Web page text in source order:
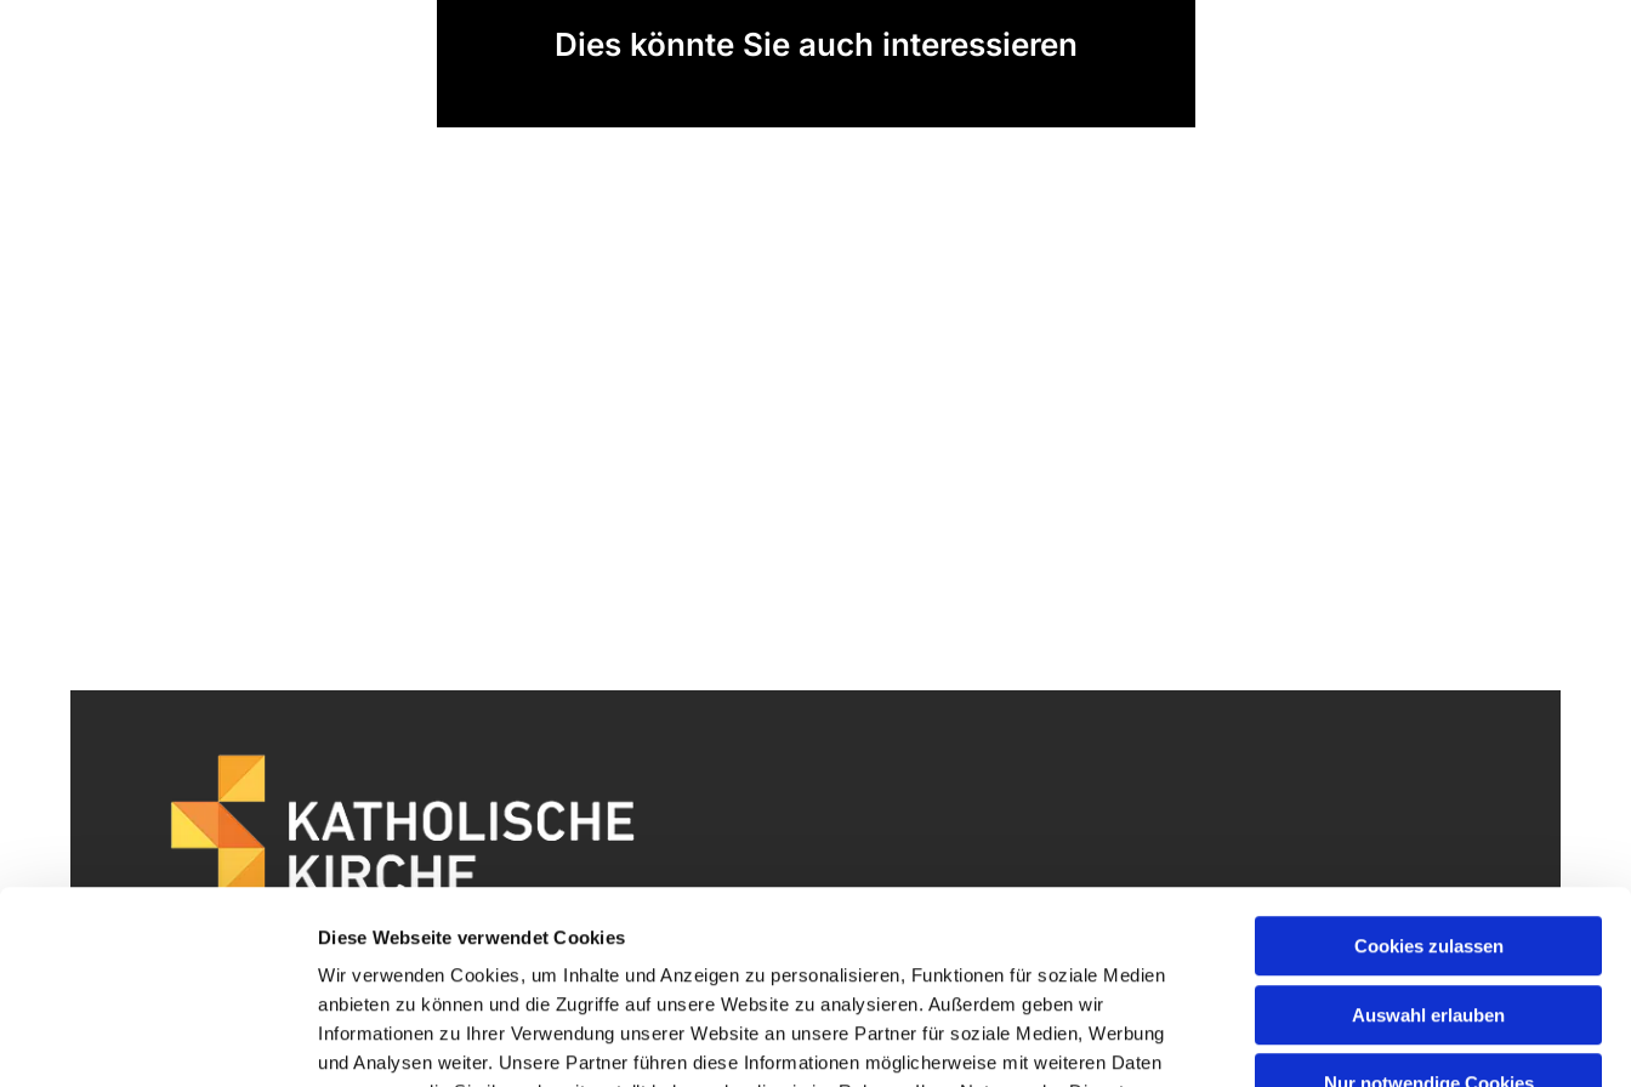
Diese Webseite verwendet Cookies
Wir verwenden Cookies, um Inhalte und Anzeigen zu personalisieren, Funktionen für soziale Medien
anbieten zu können und die Zugriffe auf unsere Website zu analysieren. Außerdem geben wir
Informationen zu Ihrer Verwendung unserer Website an unsere Partner für soziale Medien, Werbung
und Analysen weiter. Unsere Partner führen diese Informationen möglicherweise mit weiteren Daten
Cookies zulassen
Auswahl erlauben
Dies könnte Sie auch interessieren